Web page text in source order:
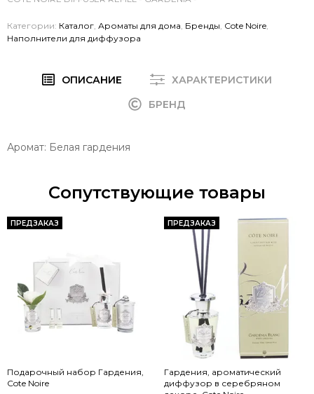
Категории: Каталог Ароматы для дома Бренды Cote Noire
Наполнители для диффузора
ОПИСАНИЕ
ХАРАКТЕРИСТИКИ
БРЕНД
Аромат: Белая гардения
Сопутствующие товары
ПРЕДЗАКАЗ
Подарочный набор Гардения,
Cote Noire
ПРЕДЗАКАЗ
Гардения, ароматический
диффузор в серебряном